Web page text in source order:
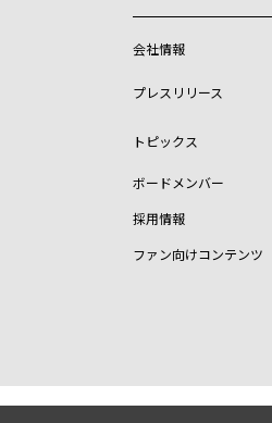
会社情報
プレスリリース
トピックス
ボードメンバー
採用情報
ファン向けコンテンツ